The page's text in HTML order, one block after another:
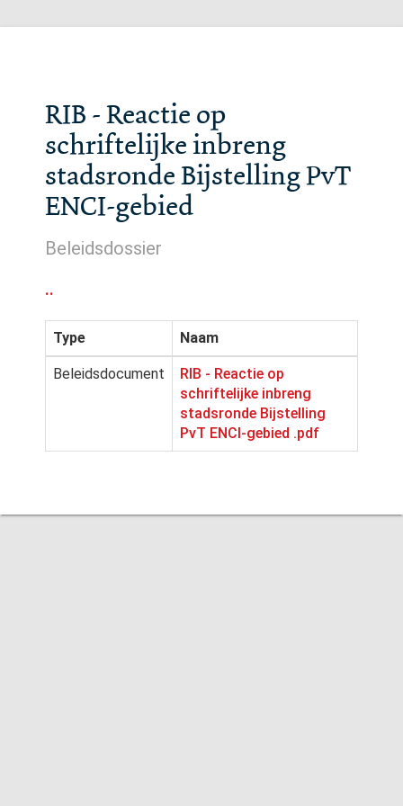
RIB - Reactie op
schriftelijke inbreng
stadsronde Bijstelling PvT
ENCI-gebied
Beleidsdossier
..
Type Naam
Beleidsdocument
RIB - Reactie op
schriftelijke inbreng
stadsronde Bijstelling
PvT ENCI-gebied .pdf